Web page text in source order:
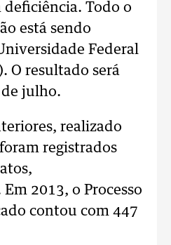
deficiência. Todo o
está sendo
Federal
O resultado será
julho.
realizado
registrados
2013, o Processo
contou com 447